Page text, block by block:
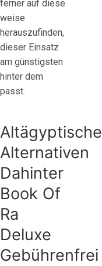
ferner auf diese
weise
herauszufinden,
dieser Einsatz
am günstigsten
hinter dem
passt.
Altägyptische
Alternativen
Dahinter
Book Of
Ra
Deluxe
Gebührenfrei